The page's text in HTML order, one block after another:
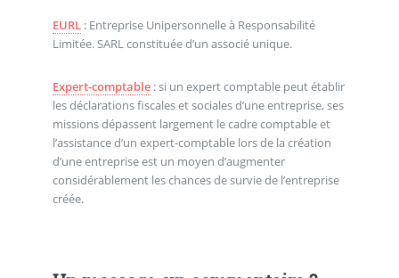
EURL: Entreprise Unipersonnelle à Responsabilité
Limitée. SARL constituée d’un associé unique.
Expert-comptable: si un expert comptable peut établir
les déclarations fiscales et sociales d’une entreprise, ses
missions dépassent largement le cadre comptable et
l’assistance d’un expert-comptable lors de la création
d’une entreprise est un moyen d’augmenter
considérablement les chances de survie de l’entreprise
créée.